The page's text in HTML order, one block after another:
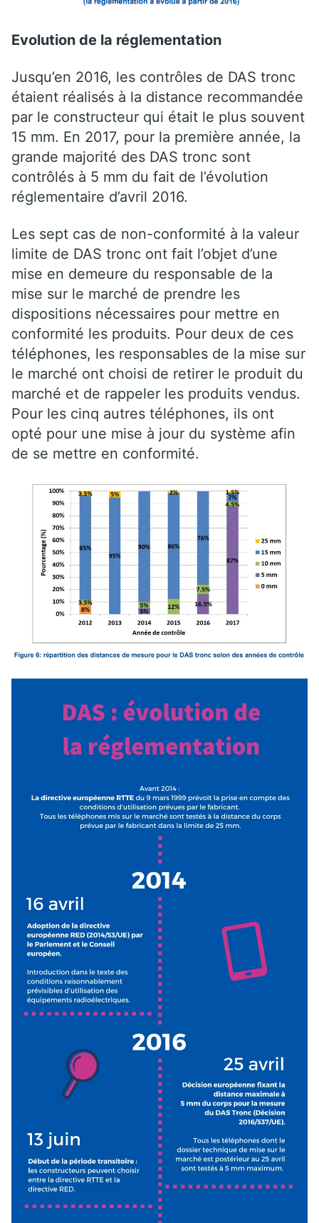
Evolution de la réglementation
Jusqu’en 2016, les contrôles de DAS tronc
étaient réalisés à la distance recommandée
par le constructeur qui était le plus souvent
15 mm. En 2017, pour la première année, la
grande majorité des DAS tronc sont
contrôlés à 5 mm du fait de l’évolution
réglementaire d’avril 2016.
Les sept cas de non-conformité à la valeur
limite de DAS tronc ont fait l’objet d’une
mise en demeure du responsable de la
mise sur le marché de prendre les
dispositions nécessaires pour mettre en
conformité les produits. Pour deux de ces
téléphones, les responsables de la mise sur
le marché ont choisi de retirer le produit du
marché et de rappeler les produits vendus.
Pour les cinq autres téléphones, ils ont
opté pour une mise à jour du système afin
de se mettre en conformité.